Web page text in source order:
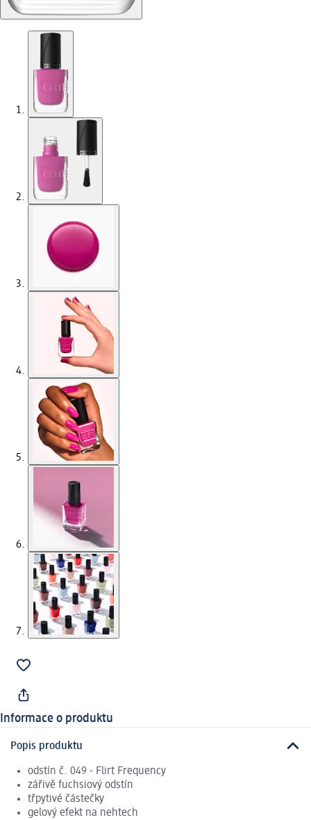
Informace o produktu
Popis produktu
odstín č. 049 - Flirt Frequency
zářivě fuchsiový odstín
třpytivé částečky
gelový efekt na nehtech